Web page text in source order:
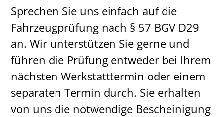
Sprechen Sie uns einfach auf die
Fahrzeugprüfung nach § 57 BGV D29
an. Wir unterstützen Sie gerne und
führen die Prüfung entweder bei Ihrem
nächsten Werkstatttermin oder einem
separaten Termin durch. Sie erhalten
von uns die notwendige Bescheinigung